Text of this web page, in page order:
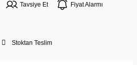
Tavsiye Et Fiyat Alarmı
Stoktan Teslim